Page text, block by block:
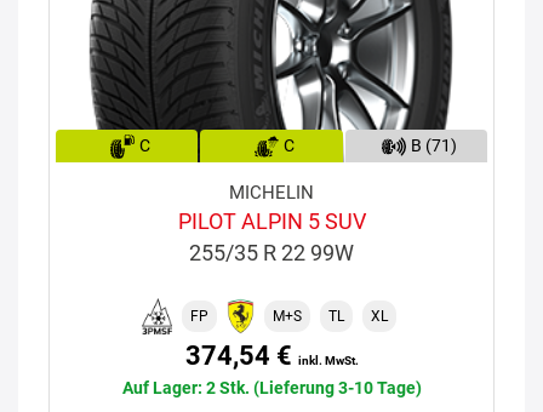
C C B (71)
MICHELIN
PILOT ALPIN 5 SUV
255/35 R 22 99W
FP M+S TL XL
374,54 € inkl. MwSt.
Auf Lager: 2 Stk. (Lieferung 3-10 Tage)